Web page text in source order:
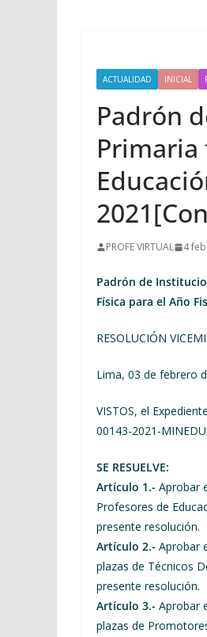
ACTUALIDAD INICIAL
Padrón
Primaria
PROFE VIRTUAL 4
Padrón de
Física para el Año
RESOLUCIÓN
Lima, 03 de febrero
VISTOS, el
00143-2021-
SE RESUELVE:
Artículo 1.- Aprobar
Profesores de
presente resolución.
Artículo 2.- Aprobar
plazas de Técnicos
presente resolución.
Artículo 3.- Aprobar
plazas de